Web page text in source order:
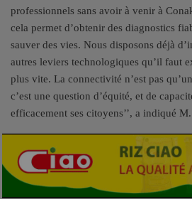
professionnels sans avoir à venir à
cela permet d’obtenir des diagnostics
sauver des vies. Nous disposons déjà
autres leviers technologiques qu’il faut
plus vite. La connectivité n’est pas
c’est une question d’équité, et de
efficacement ses citoyens’’, a indiqué